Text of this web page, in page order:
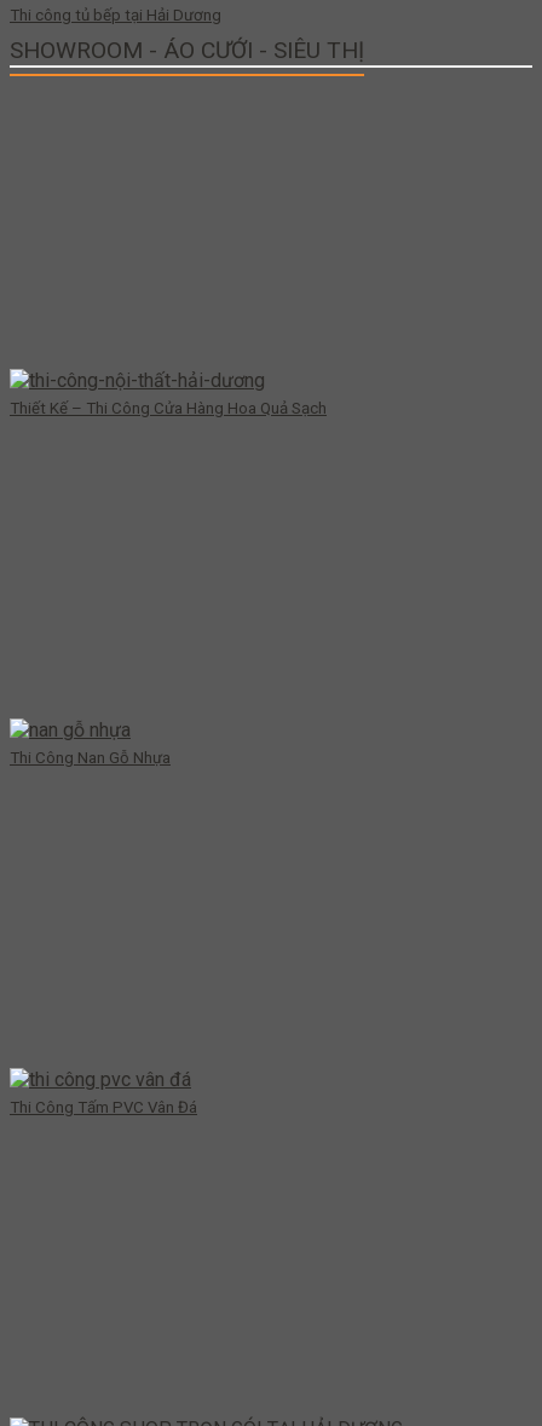
Thi công tủ bếp tại Hải Dương
SHOWROOM - ÁO CƯỚI - SIÊU THỊ
Thiết Kế – Thi Công Cửa Hàng Hoa Quả Sạch
Thi Công Nan Gỗ Nhựa
Thi Công Tấm PVC Vân Đá